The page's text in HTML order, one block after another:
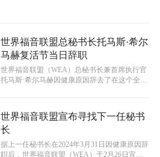
世界福音联盟总秘书长托马斯·希尔
马赫复活节当日辞职
世界福音联盟（WEA）总秘书长兼首席执行官
托马斯·希尔马赫因健康原因辞去了在这个全球
世界福音联盟宣布寻找下一任秘书
长
据上一任秘书长在2024年3月31日因健康原因辞
职后，世界福音联盟（WEA）于2月26日宣布